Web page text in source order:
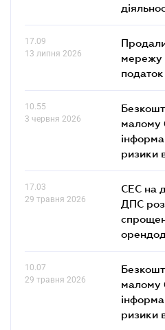
17.09
13 липня 2026
мережу
податок
10.55
3 червня 2026
малому
ризики
17.03
29 травня 2026
СЕС на
ДПС
10.07
29 травня 2026
малому
ризики